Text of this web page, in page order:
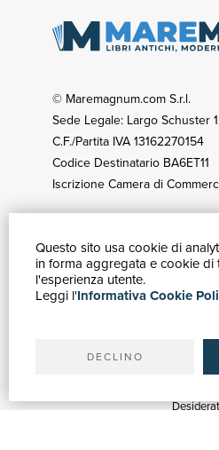
Questo sito usa cookie di
in forma aggregata e cookie
l'esperienza utente.
Leggi l'Informativa Cookie
DECLINO
© Maremagnum.com S.r.l.
Sede Legale: Largo Schuster
C.F./Partita IVA 13162270154
Codice Destinatario BA6ET11
Iscrizione Camera di
GUIDA
Ricerca